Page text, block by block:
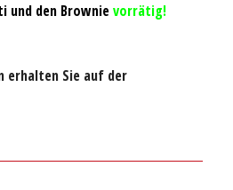
und den Brownievorrätig!
Sie auf der